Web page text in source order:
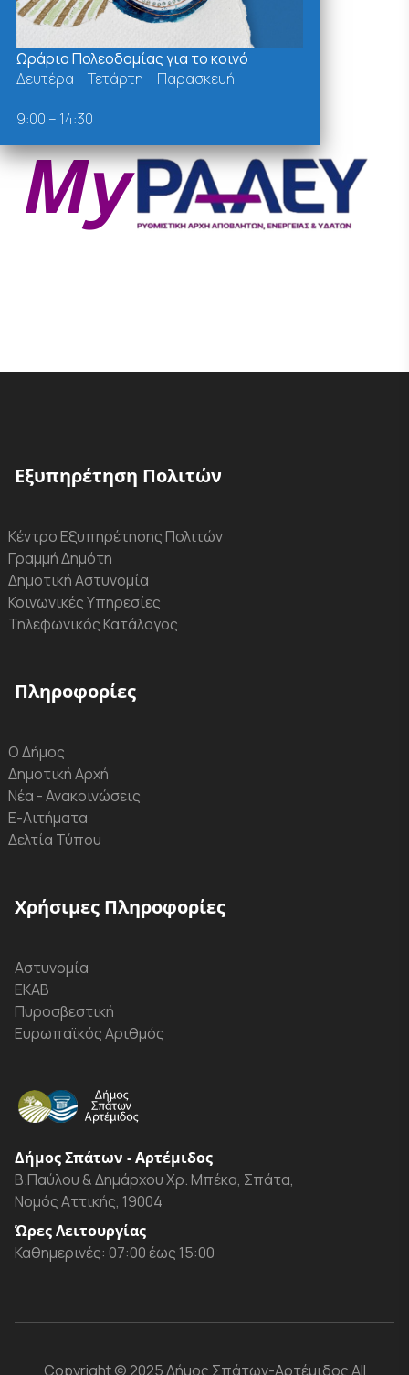
Εξυπηρέτηση Πολιτών
Κέντρο Εξυπηρέτησης Πολιτών
Γραμμή Δημότη
Δημοτική Αστυνομία
Κοινωνικές Υπηρεσίες
Τηλεφωνικός Κατάλογος
Πληροφορίες
Ο Δήμος
Δημοτική Αρχή
Νέα - Ανακοινώσεις
Ε-Αιτήματα
Δελτία Τύπου
Χρήσιμες Πληροφορίες
Αστυνομία
ΕΚΑΒ
Πυροσβεστική
Ευρωπαϊκός Αριθμός
Δήμος Σπάτων - Αρτέμιδος
Β.Παύλου & Δημάρχου Χρ. Μπέκα, Σπάτα,
Νομός Αττικής, 19004
Ώρες Λειτουργίας
Καθημερινές: 07:00 έως 15:00
Copyright© 2025 Δήμος Σπάτων-ΑρτέμιδοςAll
Ωράριο Πολεοδομίας για το κοινό
Δευτέρα – Τετάρτη – Παρασκευή
9:00 – 14:30